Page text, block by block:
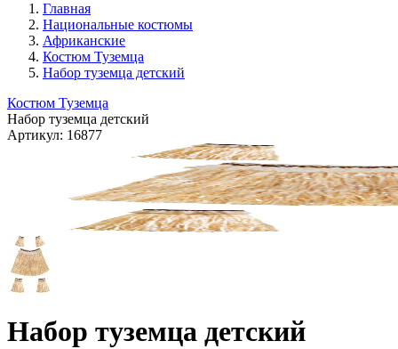
Главная
Национальные костюмы
Африканские
Костюм Туземца
Набор туземца детский
Костюм Туземца
Набор туземца детский
Артикул: 16877
Набор туземца детский